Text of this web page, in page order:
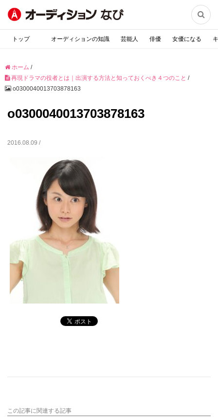

トップ オーディションの知識 芸能人 俳優 女優になる
ホーム /
再現ドラマの役者とは｜出演する方法と知っておくべき４つのこと /
o0300040013703878163
o0300040013703878163
2016.08.09 /
この記事に関連する記事